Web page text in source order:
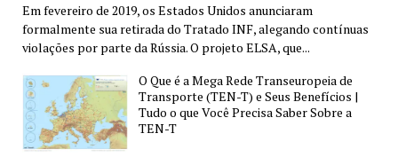
Em fevereiro de 2019, os Estados Unidos anunciaram
formalmente sua retirada do Tratado INF, alegando contínuas
violações por parte da Rússia. O projeto ELSA, que...
O Que é a Mega Rede Transeuropeia de
Transporte (TEN-T) e Seus Benefícios |
Tudo o que Você Precisa Saber Sobre a
TEN-T